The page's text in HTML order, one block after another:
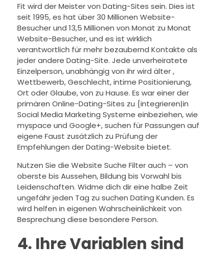
Fit wird der Meister von Dating-Sites sein. Dies ist
seit 1995, es hat über 30 Millionen Website-
Besucher und 13,5 Millionen von Monat zu Monat
Website-Besucher, und es ist wirklich
verantwortlich für mehr bezaubernd Kontakte als
jeder andere Dating-Site. Jede unverheiratete
Einzelperson, unabhängig von ihr wird älter ,
Wettbewerb, Geschlecht, intime Positionierung,
Ort oder Glaube, von zu Hause. Es war einer der
primären Online-Dating-Sites zu {integrieren|in
Social Media Marketing Systeme einbeziehen, wie
myspace und Google+, suchen für Passungen auf
eigene Faust zusätzlich zu Prüfung der
Empfehlungen der Dating-Website bietet.
Nutzen Sie die Website Suche Filter auch – von
oberste bis Aussehen, Bildung bis Vorwahl bis
Leidenschaften. Widme dich dir eine halbe Zeit
ungefähr jeden Tag zu suchen Dating Kunden. Es
wird helfen in eigenen Wahrscheinlichkeit von
Besprechung diese besondere Person.
4. Ihre Variablen sind